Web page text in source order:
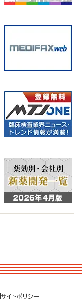
サイトポリシー